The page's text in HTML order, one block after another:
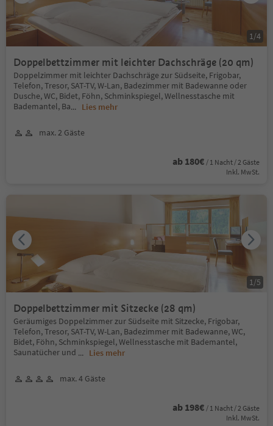
Doppelbettzimmer mit leichter Dachschräge (20 qm)
Doppelzimmer mit leichter Dachschräge zur Südseite, Frigobar,
Telefon, Tresor, SAT-TV, W-Lan, Badezimmer mit Badewanne oder
Dusche, WC, Bidet, Föhn, Schminkspiegel, Wellnesstasche mit
Bademantel, Ba... Lies mehr
max. 2 Gäste
ab 180€ / 1 Nacht / 2 Gäste
Inkl. MwSt.
1/4
Doppelbettzimmer mit Sitzecke (28 qm)
Geräumiges Doppelzimmer zur Südseite mit Sitzecke, Frigobar,
Telefon, Tresor, SAT-TV, W-Lan, Badezimmer mit Badewanne, WC,
Bidet, Föhn, Schminkspiegel, Wellnesstasche mit Bademantel,
Saunatücher und ... Lies mehr
max. 4 Gäste
ab 198€ / 1 Nacht / 2 Gäste
Inkl. MwSt.
1/5